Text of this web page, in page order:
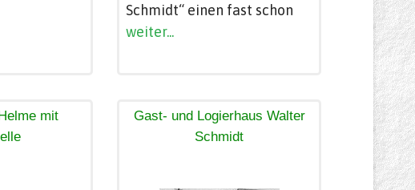
Schmidt“ einen fast schon
weiter...
mit
Gast- und Logierhaus Walter
Schmidt